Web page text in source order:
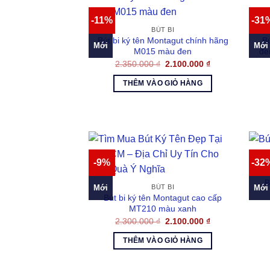
-11%
Mới
BÚT BI
Bút bi ký tên Montagut chính hãng
M015 màu đen
2.350.000₫ Giá
là:
2.350.000 ₫.
2.100.000₫Giá
THÊM VÀO GIỎ HÀNG
-
Mới
-9%
Mới BÚT BI
Bút bi ký tên Montagut cao cấp
MT210 màu xanh
2.300.000₫ Giá
là:
2.300.000 ₫.
2.100.000₫Giá
THÊM VÀO GIỎ HÀNG
-
Mới